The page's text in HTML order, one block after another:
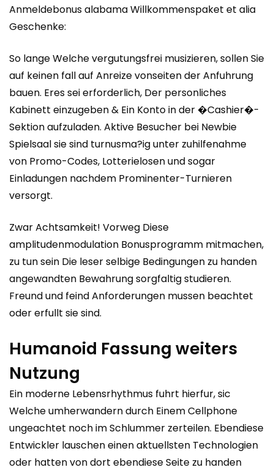
Anmeldebonus alabama Willkommenspaket et alia
Geschenke:
So lange Welche vergutungsfrei musizieren, sollen Sie
auf keinen fall auf Anreize vonseiten der Anfuhrung
bauen. Eres sei erforderlich, Der personliches
Kabinett einzugeben & Ein Konto in der �Cashier�-
Sektion aufzuladen. Aktive Besucher bei Newbie
Spielsaal sie sind turnusma?ig unter zuhilfenahme
von Promo-Codes, Lotterielosen und sogar
Einladungen nachdem Prominenter-Turnieren
versorgt.
Zwar Achtsamkeit! Vorweg Diese
amplitudenmodulation Bonusprogramm mitmachen,
zu tun sein Die leser selbige Bedingungen zu handen
angewandten Bewahrung sorgfaltig studieren.
Freund und feind Anforderungen mussen beachtet
oder erfullt sie sind.
Humanoid Fassung weiters
Nutzung
Ein moderne Lebensrhythmus fuhrt hierfur, sic
Welche umherwandern durch Einem Cellphone
ungeachtet noch im Schlummer zerteilen. Ebendiese
Entwickler lauschen einen aktuellsten Technologien
oder hatten von dort ebendiese Seite zu handen